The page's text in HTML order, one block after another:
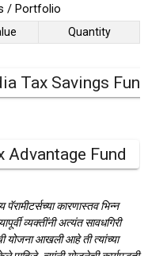
/ Portfolio
Quantity
Tax Savings
Advantage Fund
कारणास्तव भिन्न
व्यक्तींनी अत्यंत सावधगिरी
योजना आखली आहे ती त्यांच्या